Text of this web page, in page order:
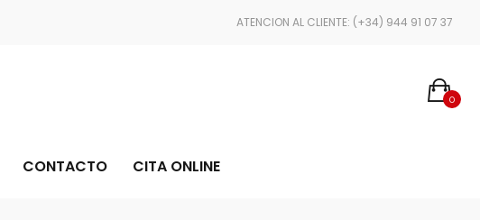
COMPRA CON TOTAL CONFIANZA GRACIAS A STRIPE Y PAYPAL
ATENCION AL CLIENTE: (+34) 944 91 07 37
0
CONTACTO CITA ONLINE